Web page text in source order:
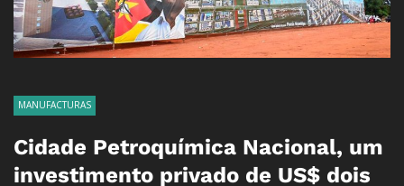
MANUFACTURAS
Cidade Petroquímica Nacional, um
investimento privado de US$ dois